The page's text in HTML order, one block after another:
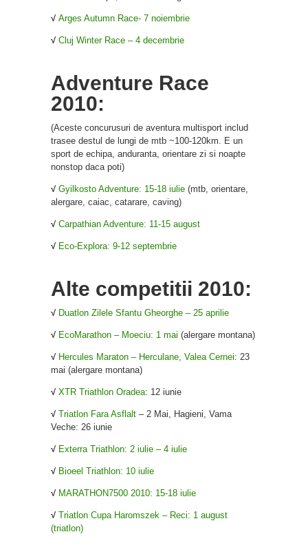
√ Arges Autumn Race- 7 noiembrie
√ Cluj Winter Race – 4 decembrie
Adventure Race
2010:
(Aceste concurusuri de aventura multisport includ
trasee destul de lungi de mtb ~100-120km. E un
sport de echipa, anduranta, orientare zi si noapte
nonstop daca poti)
√ Gyilkosto Adventure: 15-18 iulie (mtb, orientare,
alergare, caiac, catarare, caving)
√ Carpathian Adventure: 11-15 august
√ Eco-Explora: 9-12 septembrie
Alte competitii 2010:
√ Duatlon Zilele Sfantu Gheorghe – 25 aprilie
√ EcoMarathon – Moeciu: 1 mai (alergare montana)
√ Hercules Maraton – Herculane, Valea Cernei: 23
mai (alergare montana)
√ XTR Triathlon Oradea: 12 iunie
√ Triatlon Fara Asflalt – 2 Mai, Hagieni, Vama
Veche: 26 iunie
√ Exterra Triathlon: 2 iulie – 4 iulie
√ Bioeel Triathlon: 10 iulie
√ MARATHON7500 2010: 15-18 iulie
√ Triatlon Cupa Haromszek – Reci: 1 august
(triatlon)